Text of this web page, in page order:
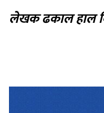
लेखकढकाल हाल